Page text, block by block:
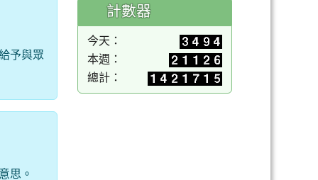
予與眾
思。
計數器
今天：
本週：
總計：